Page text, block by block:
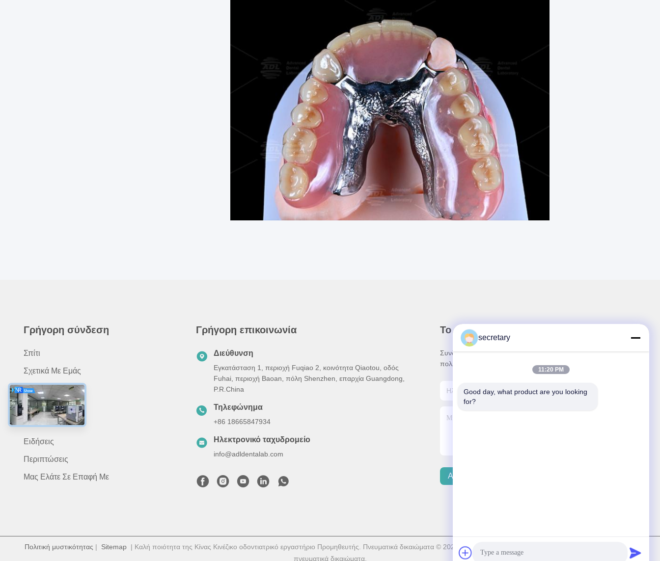
Γρήγορη σύνδεση
Σπίτι
Σχετικά Με Εμάς
Προϊόντα
Εφαρμογή
Βίντεο
Ειδήσεις
Περιπτώσεις
Μας Ελάτε Σε Επαφή Με
Γρήγορη επικοινωνία
Διεύθυνση
Εγκατάσταση 1, περιοχή Fuqiao 2, κοινότητα Qiaotou, οδός
Fuhai, περιοχή Baoan, πόλη Shenzhen, επαρχία Guangdong,
P.R.China
Τηλεφώνημα
+86 18665847934
Ηλεκτρονικό ταχυδρομείο
info@adldentalab.com
Το Δελτίο Ενημέρωσης
Συνδρομηθείτε στο ενημερωτικό μας δελτίο για εκπτώσεις και
πολλά άλλα.
Αποστολή Email
Πολιτική μυστικότητας | Sitemap| Καλή ποιότητα της Κίνας Κινέζικο οδοντιατρικό εργαστήριο Προμηθευτής. Πνευματικά δικαιώματα © 2024-2026 Advanced Dental Laboratory . Διατηρούνται όλα τα
πνευματικά δικαιώματα.
secretary
11:20 PM
Good day, what product are you looking
for?